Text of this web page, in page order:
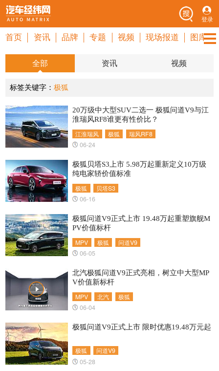
登录
首页 资讯 品牌 专题 视频 现场报道 图库
全部 资讯 视频
标签关键字： 极狐
江淮瑞风 极狐 瑞风RF8
20万级中大型SUV二选一 极狐问道V9与江
淮瑞风RF8谁更有性价比？
06-24
极狐 贝塔S3
极狐贝塔S3上市 5.98万起重新定义10万级
纯电家轿价值标准
06-16
MPV 极狐 问道V9
极狐问道V9正式上市 19.48万起重塑旗舰M
PV价值标杆
06-05
MPV 北汽 极狐
北汽极狐问道V9正式亮相，树立中大型MP
V价值新标杆
06-04
极狐 问道V9
极狐问道V9正式上市 限时优惠19.48万元起
05-28